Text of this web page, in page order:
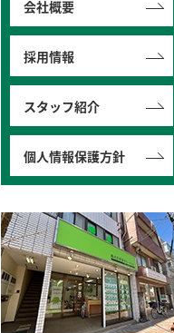
会社概要
採用情報
スタッフ紹介
個人情報保護方針